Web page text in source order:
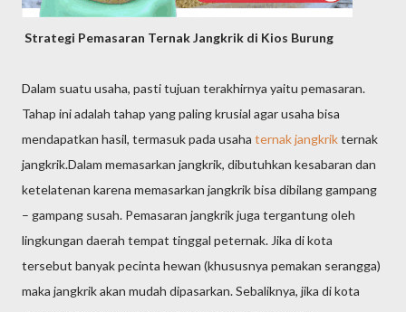
Strategi Pemasaran Ternak Jangkrik di Kios Burung
Dalam suatu usaha, pasti tujuan terakhirnya yaitu pemasaran.
Tahap ini adalah tahap yang paling krusial agar usaha bisa
mendapatkan hasil, termasuk pada usaha ternak jangkrikternak
jangkrik.Dalam memasarkan jangkrik, dibutuhkan kesabaran dan
ketelatenan karena memasarkan jangkrik bisa dibilang gampang
– gampang susah. Pemasaran jangkrik juga tergantung oleh
lingkungan daerah tempat tinggal peternak. Jika di kota
tersebut banyak pecinta hewan (khususnya pemakan serangga)
maka jangkrik akan mudah dipasarkan. Sebaliknya, jika di kota